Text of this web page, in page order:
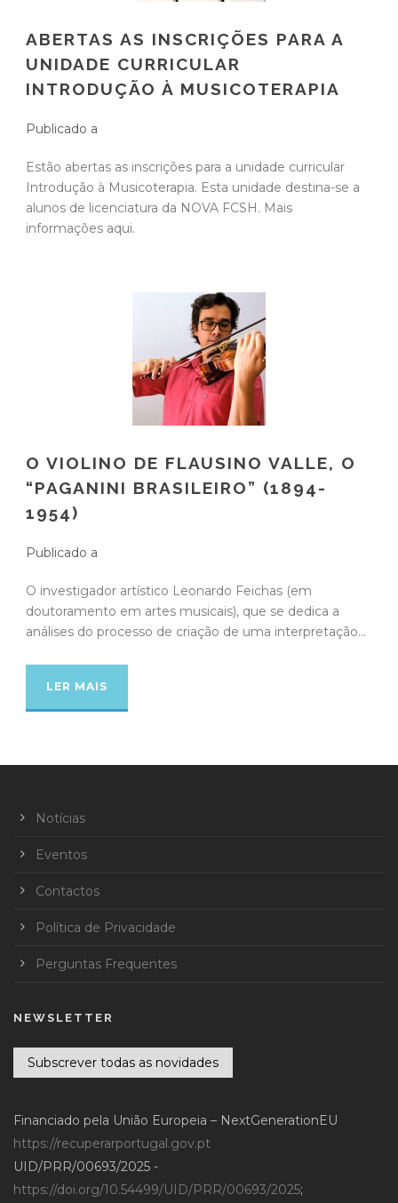
ABERTAS AS INSCRIÇÕES PARA A
UNIDADE CURRICULAR
INTRODUÇÃO À MUSICOTERAPIA
Publicado a
Estão abertas as inscrições para a unidade curricular
Introdução à Musicoterapia. Esta unidade destina-se a
alunos de licenciatura da NOVA FCSH. Mais
informações aqui.
O VIOLINO DE FLAUSINO VALLE, O
“PAGANINI BRASILEIRO” (1894-
1954)
Publicado a
O investigador artístico Leonardo Feichas (em
doutoramento em artes musicais), que se dedica a
análises do processo de criação de uma interpretação...
LER MAIS
Notícias
Eventos
Contactos
Política de Privacidade
Perguntas Frequentes
NEWSLETTER
Subscrever todas as novidades
Financiado pela União Europeia – NextGenerationEU
https://recuperarportugal.gov.pt
UID/PRR/00693/2025 -
https://doi.org/10.54499/UID/PRR/00693/2025;